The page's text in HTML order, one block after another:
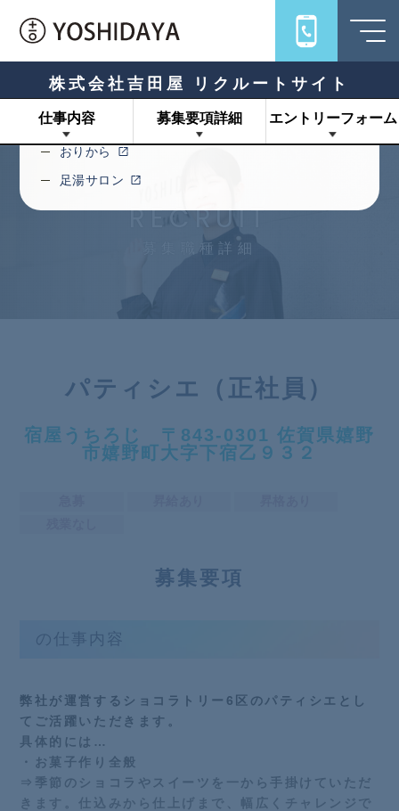
株式会社吉田屋 リクルートサイト
旅館吉田屋
うちろじ
キハコ
十一ロ
おりから
足湯サロン
仕事内容 募集要項詳細 エントリーフォーム
RECRUIT
募集職種詳細
パティシエ（正社員）
宿屋うちろじ 〒843-0301 佐賀県嬉野
市嬉野町大字下宿乙９３２
募 集要項
の仕事内容
弊社が運営するショコラトリー6区のパティシエとし
てご活躍いただきます。
具体的には…
・お菓子作り全般
⇒季節のショコラやスイーツを一から手掛けていただ
きます。仕込みから仕上げまで、幅広くチャレンジで